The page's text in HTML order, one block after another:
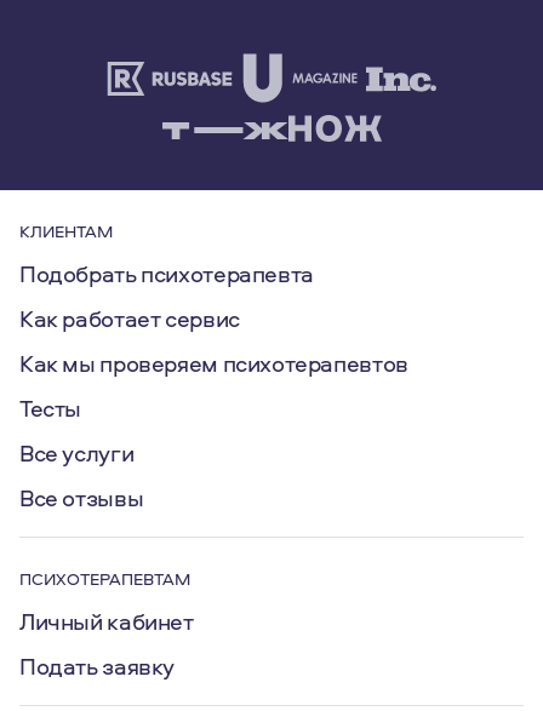
КЛИЕНТАМ
Подобрать психотерапевта
Как работает сервис
Как мы проверяем психотерапевтов
Тесты
Все услуги
Все отзывы
ПСИХОТЕРАПЕВТАМ
Личный кабинет
Подать заявку